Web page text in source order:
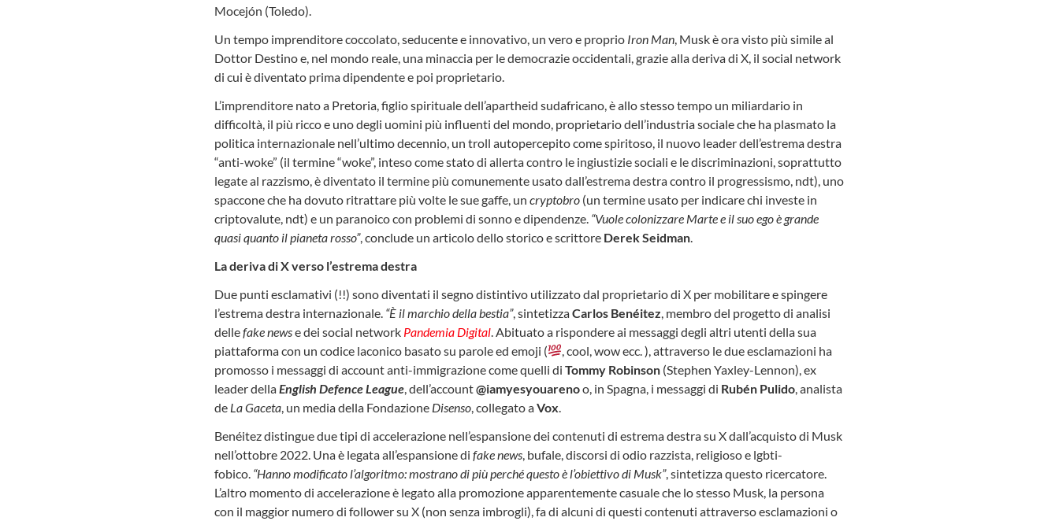
Mocejón (Toledo).
Un tempo imprenditore coccolato, seducente e innovativo, un vero e proprio Iron Man , Musk è ora visto più simile al
Dottor Destino e, nel mondo reale, una minaccia per le democrazie occidentali, grazie alla deriva di X, il social network
di cui è diventato prima dipendente e poi proprietario.
L’imprenditore nato a Pretoria, figlio spirituale dell’apartheid sudafricano, è allo stesso tempo un miliardario in
difficoltà, il più ricco e uno degli uomini più influenti del mondo, proprietario dell’industria sociale che ha plasmato la
politica internazionale nell’ultimo decennio, un troll autopercepito come spiritoso, il nuovo leader dell’estrema destra
“anti-woke” (il termine “woke”, inteso come stato di allerta contro le ingiustizie sociali e le discriminazioni, soprattutto
legate al razzismo, è diventato il termine più comunemente usato dall’estrema destra contro il progressismo, ndt), uno
spaccone che ha dovuto ritrattare più volte le sue gaffe, un cryptobro (un termine usato per indicare chi investe in
criptovalute, ndt) e un paranoico con problemi di sonno e dipendenze. “Vuole colonizzare Marte e il suo ego è grande
quasi quanto il pianeta rosso”, conclude un articolo dello storico e scrittore Derek Seidman
La deriva di X verso l’estrema destra
Due punti esclamativi (!!) sono diventati il segno distintivo utilizzato dal proprietario di X per mobilitare e spingere
l’estrema destra internazionale. “È il marchio della bestia”, sintetizzaCarlos Benéitez , membro del progetto di analisi
dellefake newse dei social network Pandemia Digital . Abituato a rispondere ai messaggi degli altri utenti della sua
piattaforma con un codice laconico basato su parole ed emoji (
, cool, wow ecc. ), attraverso le due esclamazioni ha
promosso i messaggi di account anti-immigrazione come quelli di Tommy Robinson (Stephen Yaxley-Lennon), ex
leader dellaEnglish Defence League , dell’account@iamyesyouarenoo, in Spagna, i messaggi di Rubén Pulido , analista
de La Gaceta , un media della Fondazione Disenso , collegato aVox
Benéitez distingue due tipi di accelerazione nell’espansione dei contenuti di estrema destra su X dall’acquisto di Musk
nell’ottobre 2022. Una è legata all’espansione di fake news , bufale, discorsi di odio razzista, religioso e lgbti-
fobico. “Hanno modificato l’algoritmo: mostrano di più perché questo è l’obiettivo di Musk”, sintetizza questo ricercatore.
L’altro momento di accelerazione è legato alla promozione apparentemente casuale che lo stesso Musk, la persona
con il maggior numero di follower su X (non senza imbrogli), fa di alcuni di questi contenuti attraverso esclamazioni o